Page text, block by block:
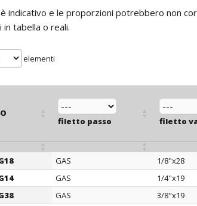
indicativo e le proporzioni potrebbero non
in tabella o reali.
elementi
filetto passo filetto
filetto passo filetto
GAS 1/8"x28
GAS 1/4"x19
GAS 3/8"x19